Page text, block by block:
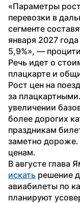
«Параметры
перевозки в
сегменте
января 2027
5,9%», —
Речь идет о
плацкарте и
Рост цен на
за
увеличении
более дорогих
праздникам
заметно
ценам.
В августе глава
искать решение
авиабилеты по
планируют